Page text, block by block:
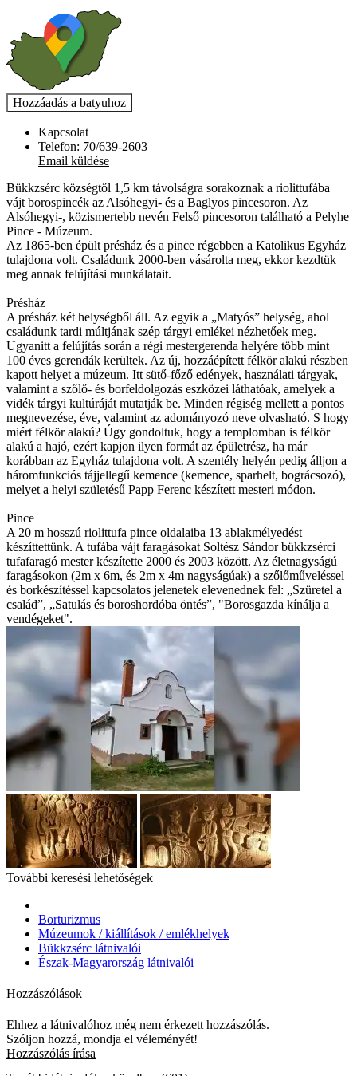
Kapcsolat
Telefon: 70/639-2603
Email küldése
Bükkzsérc községtől 1,5 km távolságra sorakoznak a riolittufába
vájt borospincék az Alsóhegyi- és a Baglyos pincesoron. Az
Alsóhegyi-, közismertebb nevén Felső pincesoron található a Pelyhe
Pince - Múzeum.
Az 1865-ben épült présház és a pince régebben a Katolikus Egyház
tulajdona volt. Családunk 2000-ben vásárolta meg, ekkor kezdtük
meg annak felújítási munkálatait.
Présház
A présház két helységből áll. Az egyik a „Matyós” helység, ahol
családunk tardi múltjának szép tárgyi emlékei nézhetőek meg.
Ugyanitt a felújítás során a régi mestergerenda helyére több mint
100 éves gerendák kerültek. Az új, hozzáépített félkör alakú részben
kapott helyet a múzeum. Itt sütő-főző edények, használati tárgyak,
valamint a szőlő- és borfeldolgozás eszközei láthatóak, amelyek a
vidék tárgyi kultúráját mutatják be. Minden régiség mellett a pontos
megnevezése, éve, valamint az adományozó neve olvasható. S hogy
miért félkör alakú? Úgy gondoltuk, hogy a templomban is félkör
alakú a hajó, ezért kapjon ilyen formát az épületrész, ha már
korábban az Egyház tulajdona volt. A szentély helyén pedig álljon a
háromfunkciós tájjellegű kemence (kemence, sparhelt, bográcsozó),
melyet a helyi születésű Papp Ferenc készített mesteri módon.
Pince
A 20 m hosszú riolittufa pince oldalaiba 13 ablakmélyedést
készíttettünk. A tufába vájt faragásokat Soltész Sándor bükkzsérci
tufafaragó mester készítette 2000 és 2003 között. Az életnagyságú
faragásokon (2m x 6m, és 2m x 4m nagyságúak) a szőlőműveléssel
és borkészítéssel kapcsolatos jelenetek elevenednek fel: „Szüretel a
család”, „Satulás és boroshordóba öntés”, "Borosgazda kínálja a
vendégeket".
További keresési lehetőségek
Borturizmus
Múzeumok / kiállítások / emlékhelyek
Bükkzsérc látnivalói
Észak-Magyarország látnivalói
Hozzászólások
Ehhez a látnivalóhoz még nem érkezett hozzászólás.
Szóljon hozzá, mondja el véleményét!
Hozzászólás írása